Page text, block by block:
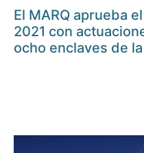
El MARQ aprueba
2021 con
ocho enclaves de